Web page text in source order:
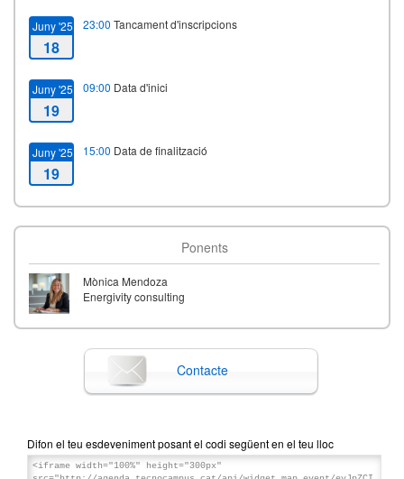
Juny '25
18
23:00 Tancament d'inscripcions
Juny '25
19
09:00 Data d'inici
Juny '25
19
15:00 Data de finalització
Ponents
Mònica Mendoza
Energivity consulting
Contacte
Difon el teu esdeveniment posant el codi següent en el teu lloc